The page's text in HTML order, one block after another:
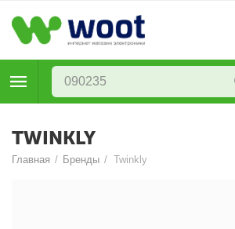
TWINKLY
Главная / Бренды / Twinkly